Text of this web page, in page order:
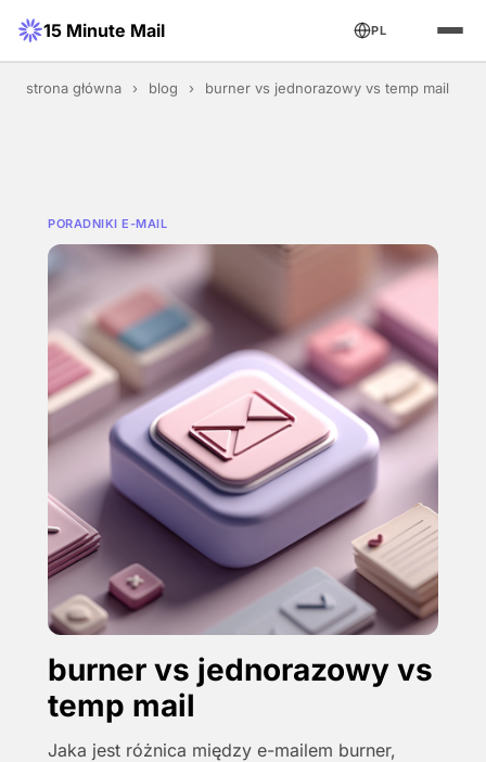
15 Minute Mail PL
strona główna › blog › burner vs jednorazowy vs temp mail
PORADNIKI E-MAIL
burner vs jednorazowy vs
temp mail
Jaka jest różnica między e-mailem burner,